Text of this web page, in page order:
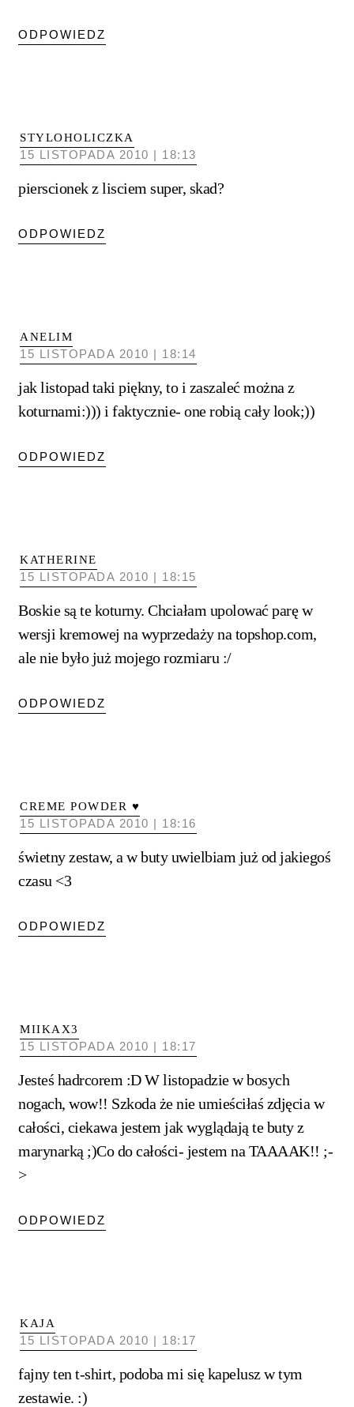
ODPOWIEDZ
STYLOHOLICZKA
15 LISTOPADA 2010 | 18:13
pierscionek z lisciem super, skad?
ODPOWIEDZ
ANELIM
15 LISTOPADA 2010 | 18:14
jak listopad taki piękny, to i zaszaleć można z
koturnami:))) i faktycznie- one robią cały look;))
ODPOWIEDZ
KATHERINE
15 LISTOPADA 2010 | 18:15
Boskie są te koturny. Chciałam upolować parę w
wersji kremowej na wyprzedaży na topshop.com,
ale nie było już mojego rozmiaru :/
ODPOWIEDZ
CREME POWDER ♥
15 LISTOPADA 2010 | 18:16
świetny zestaw, a w buty uwielbiam już od jakiegoś
czasu <3
ODPOWIEDZ
MIIKAX3
15 LISTOPADA 2010 | 18:17
Jesteś hadrcorem :D W listopadzie w bosych
nogach, wow!! Szkoda że nie umieściłaś zdjęcia w
całości, ciekawa jestem jak wyglądają te buty z
marynarką ;)Co do całości- jestem na TAAAAK!! ;-
>
ODPOWIEDZ
KAJA
15 LISTOPADA 2010 | 18:17
fajny ten t-shirt, podoba mi się kapelusz w tym
zestawie. :)